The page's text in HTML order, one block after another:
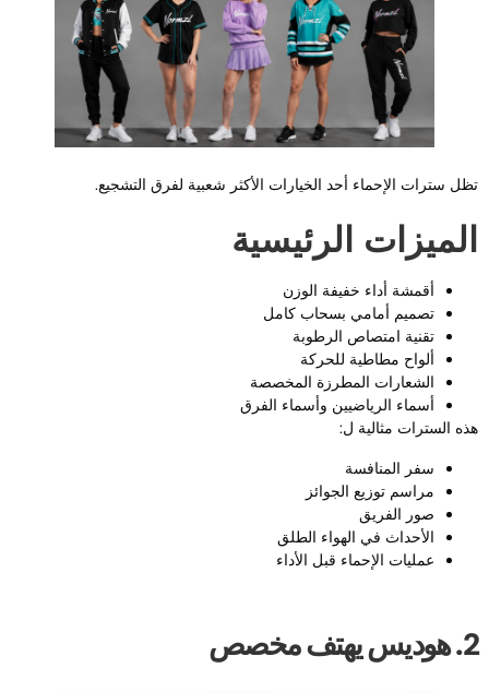
سترات الإحماء أحد الخيارات الأكثر شعبية لفرق التشجيع.
الرئيسية
أقمشة أداء خفيفة الوزن
تصميم أمامي بسحاب كامل
تقنية امتصاص الرطوبة
ألواح مطاطية للحركة
الشعارات المطرزة المخصصة
أسماء الرياضيين وأسماء الفرق
السترات مثالية ل:
سفر المنافسة
مراسم توزيع الجوائز
صور الفريق
الأحداث في الهواء الطلق
عمليات الإحماء قبل الأداء
مخصص